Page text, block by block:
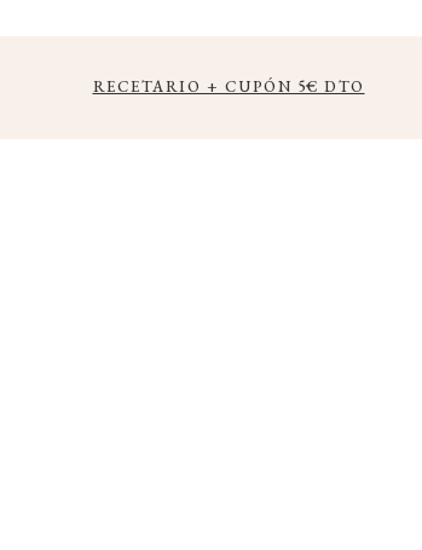
RECETARIO + CUPÓN 5€ DTO